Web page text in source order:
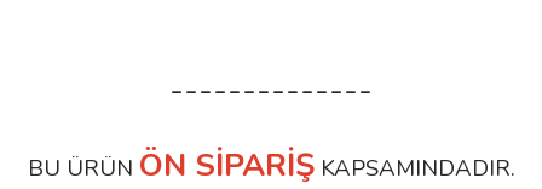
--------------
BU ÜRÜN ÖN SİPARİŞKAPSAMINDADIR.